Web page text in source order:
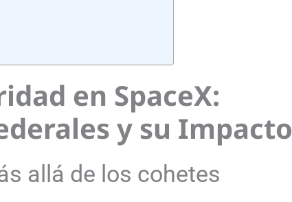
en SpaceX:
y su Impacto
allá de los cohetes